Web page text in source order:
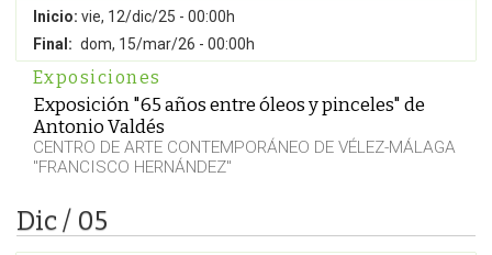
Inicio: vie, 12/dic/25 - 00:00h
Final: dom, 15/mar/26 - 00:00h
Exposiciones
Exposición "65 años entre óleos y pinceles" de
Antonio Valdés
CENTRO DE ARTE CONTEMPORÁNEO DE VÉLEZ-MÁLAGA
"FRANCISCO HERNÁNDEZ"
Dic / 05